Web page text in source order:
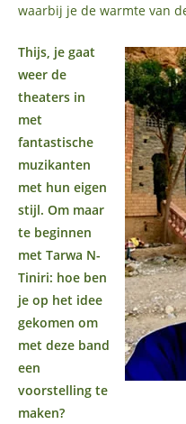
waarbij je de warmte van
Thijs, je gaat
weer de
theaters in
met
fantastische
muzikanten
met hun eigen
stijl. Om maar
te beginnen
met Tarwa N-
Tiniri: hoe ben
je op het idee
gekomen om
met deze band
een
voorstelling te
maken?